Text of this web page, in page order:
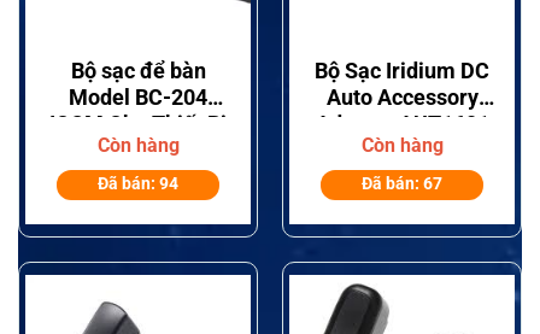
Bộ sạc để bàn
Model BC-204
ICOM Cho Thiết Bị
Bộ đàm IC-M91D
Còn hàng
Đã bán: 94
Bộ Sạc Iridium DC
Auto Accessory
Adapter AUT1601
Còn hàng
Đã bán: 67